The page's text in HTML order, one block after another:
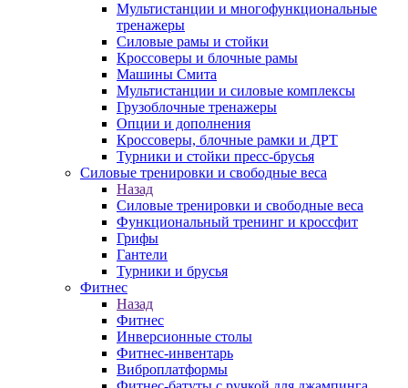
Мультистанции и многофункциональные
тренажеры
Силовые рамы и стойки
Кроссоверы и блочные рамы
Машины Смита
Мультистанции и силовые комплексы
Грузоблочные тренажеры
Опции и дополнения
Кроссоверы, блочные рамки и ДРТ
Турники и стойки пресс-брусья
Силовые тренировки и свободные веса
Назад
Силовые тренировки и свободные веса
Функциональный тренинг и кроссфит
Грифы
Гантели
Турники и брусья
Фитнес
Назад
Фитнес
Инверсионные столы
Фитнес-инвентарь
Виброплатформы